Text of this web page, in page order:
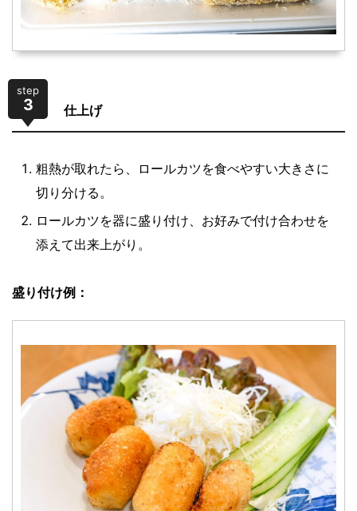
step
3 仕上げ
粗熱が取れたら、ロールカツを食べやすい大きさに
切り分ける。
ロールカツを器に盛り付け、お好みで付け合わせを
添えて出来上がり。
盛り付け例：